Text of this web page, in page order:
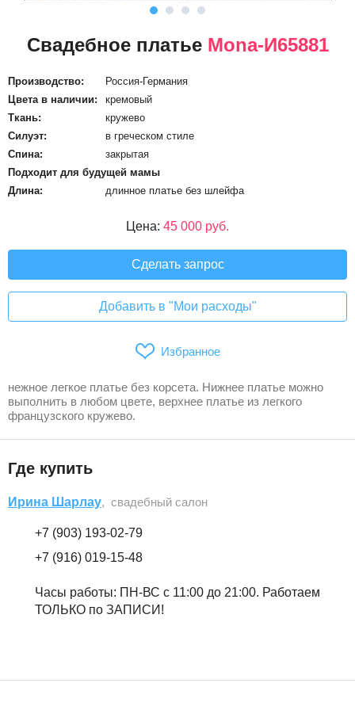
Свадебное платье Mona-И65881
Производство:
Россия-Германия
Цвета в наличии:
кремовый
Ткань:
кружево
Силуэт:
в греческом стиле
Спина:
закрытая
Подходит для будущей мамы
Длина:
длинное платье без шлейфа
Цена: 45 000 руб.
Сделать запрос
Добавить в "Мои расходы"
Избранное
нежное легкое платье без корсета. Нижнее платье можно
выполнить в любом цвете, верхнее платье из легкого
французского кружево.
Где купить
Ирина Шарлау, свадебный салон
+7 (903) 193-02-79
+7 (916) 019-15-48
Часы работы: ПН-ВС с 11:00 до 21:00. Работаем
ТОЛЬКО по ЗАПИСИ!